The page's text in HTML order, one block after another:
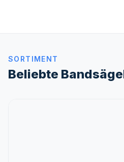
SORTIMENT
Beliebte